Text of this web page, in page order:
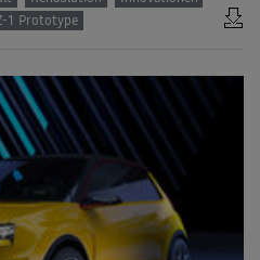
1 Prototype